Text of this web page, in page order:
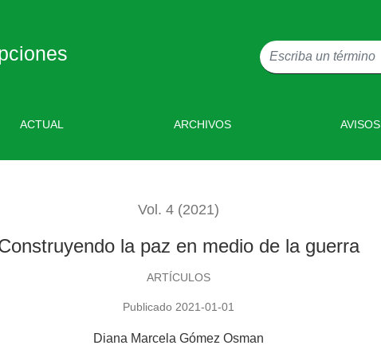
ACTUAL ARCHIVOS AVISOS
Vol. 4 (2021)
la paz en medio de la guerra
ARTÍCULOS
Publicado 2021-01-01
Diana Marcela Gómez Osman